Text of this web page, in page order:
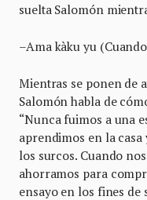
suelta Salomón
–Ama kàku yu
Mientras se ponen de
Salomón habla de
“Nunca fuimos a una
aprendimos en la
los surcos. Cuando
ahorramos para
ensayo en los fines de